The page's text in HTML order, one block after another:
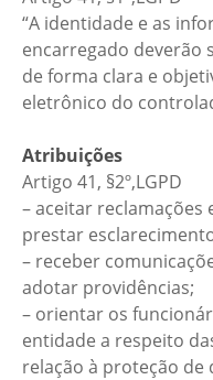
“A identidade e as
encarregado deverão
de forma clara e
eletrônico do
Atribuições
Artigo 41, §2º,LGPD
– aceitar reclamações
prestar
– receber
adotar providências;
– orientar os
entidade a respeito
relação à proteção de